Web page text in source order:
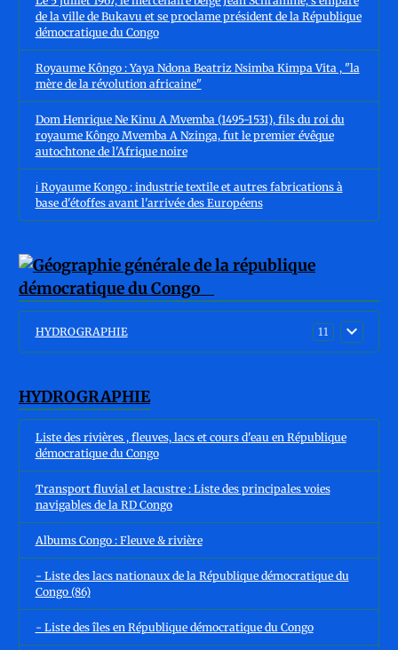
de la ville de Bukavu et se proclame président de la République
démocratique du Congo
Royaume Kôngo : Yaya Ndona Beatriz Nsimba Kimpa Vita , "la
mère de la révolution africaine"
Dom Henrique Ne Kinu A Mvemba (1495-1531), fils du roi du
royaume Kôngo Mvemba A Nzinga, fut le premier évêque
autochtone de l'Afrique noire
ℹ️ Royaume Kongo : industrie textile et autres fabrications à
base d'étoffes avant l'arrivée des Européens
HYDROGRAPHIE 11
HYDROGRAPHIE
Liste des rivières , fleuves, lacs et cours d'eau en République
démocratique du Congo
Transport fluvial et lacustre : Liste des principales voies
navigables de la RD Congo
Albums Congo : Fleuve & rivière
- Liste des lacs nationaux de la République démocratique du
Congo (86)
- Liste des îles en République démocratique du Congo